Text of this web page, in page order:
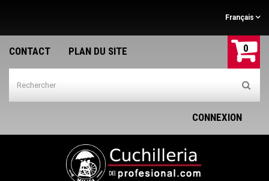
Français
CONTACT PLAN DU SITE 0
CONNEXION